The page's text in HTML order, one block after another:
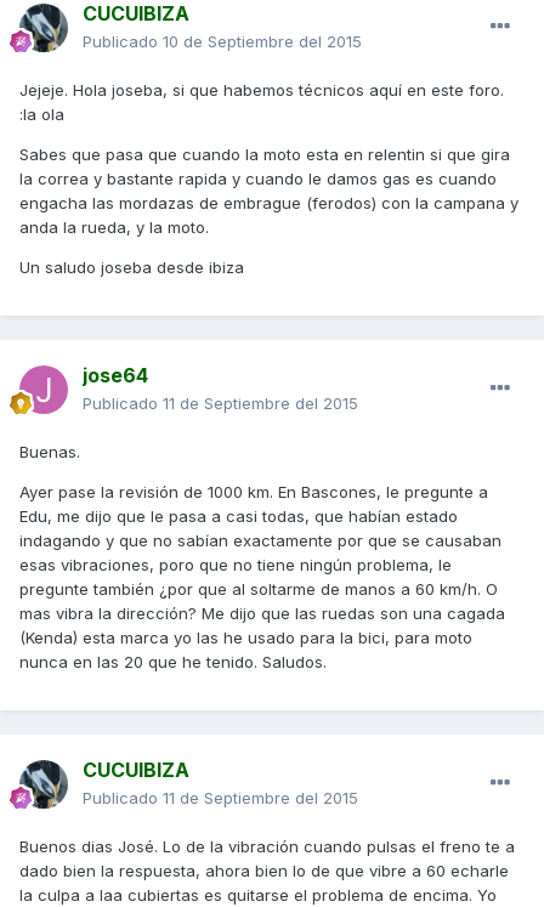
CUCUIBIZA
Publicado 10 de Septiembre del 2015
Jejeje. Hola joseba, si que habemos técnicos aquí en este foro.
:la ola
Sabes que pasa que cuando la moto esta en relentin si que gira
la correa y bastante rapida y cuando le damos gas es cuando
engacha las mordazas de embrague (ferodos) con la campana y
anda la rueda, y la moto.
Un saludo joseba desde ibiza
jose64
Publicado 11 de Septiembre del 2015
Buenas.
Ayer pase la revisión de 1000 km. En Bascones, le pregunte a
Edu, me dijo que le pasa a casi todas, que habían estado
indagando y que no sabían exactamente por que se causaban
esas vibraciones, poro que no tiene ningún problema, le
pregunte también ¿por que al soltarme de manos a 60 km/h. O
mas vibra la dirección? Me dijo que las ruedas son una cagada
(Kenda) esta marca yo las he usado para la bici, para moto
nunca en las 20 que he tenido. Saludos.
CUCUIBIZA
Publicado 11 de Septiembre del 2015
Buenos dias José. Lo de la vibración cuando pulsas el freno te a
dado bien la respuesta, ahora bien lo de que vibre a 60 echarle
la culpa a laa cubiertas es quitarse el problema de encima. Yo